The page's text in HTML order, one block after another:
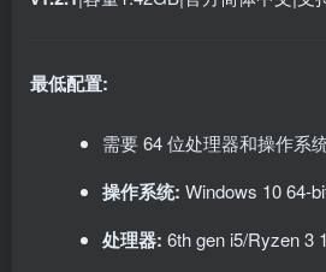
最低配置:
需要 64 位处理器和操作系
操作系统: Windows 10 64-
处理器: 6th gen i5/Ryzen 3